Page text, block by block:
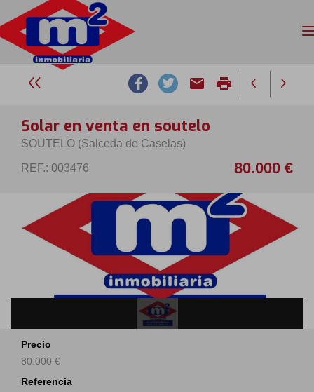
email print
Solar en venta en soutelo
SOUTELO (Salceda de Caselas)
REF.: 003476 80.000 €
Precio
80.000 €
Referencia